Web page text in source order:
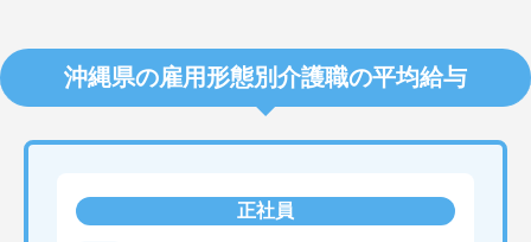
沖縄県の雇用形態別介護職の平均給与
正社員